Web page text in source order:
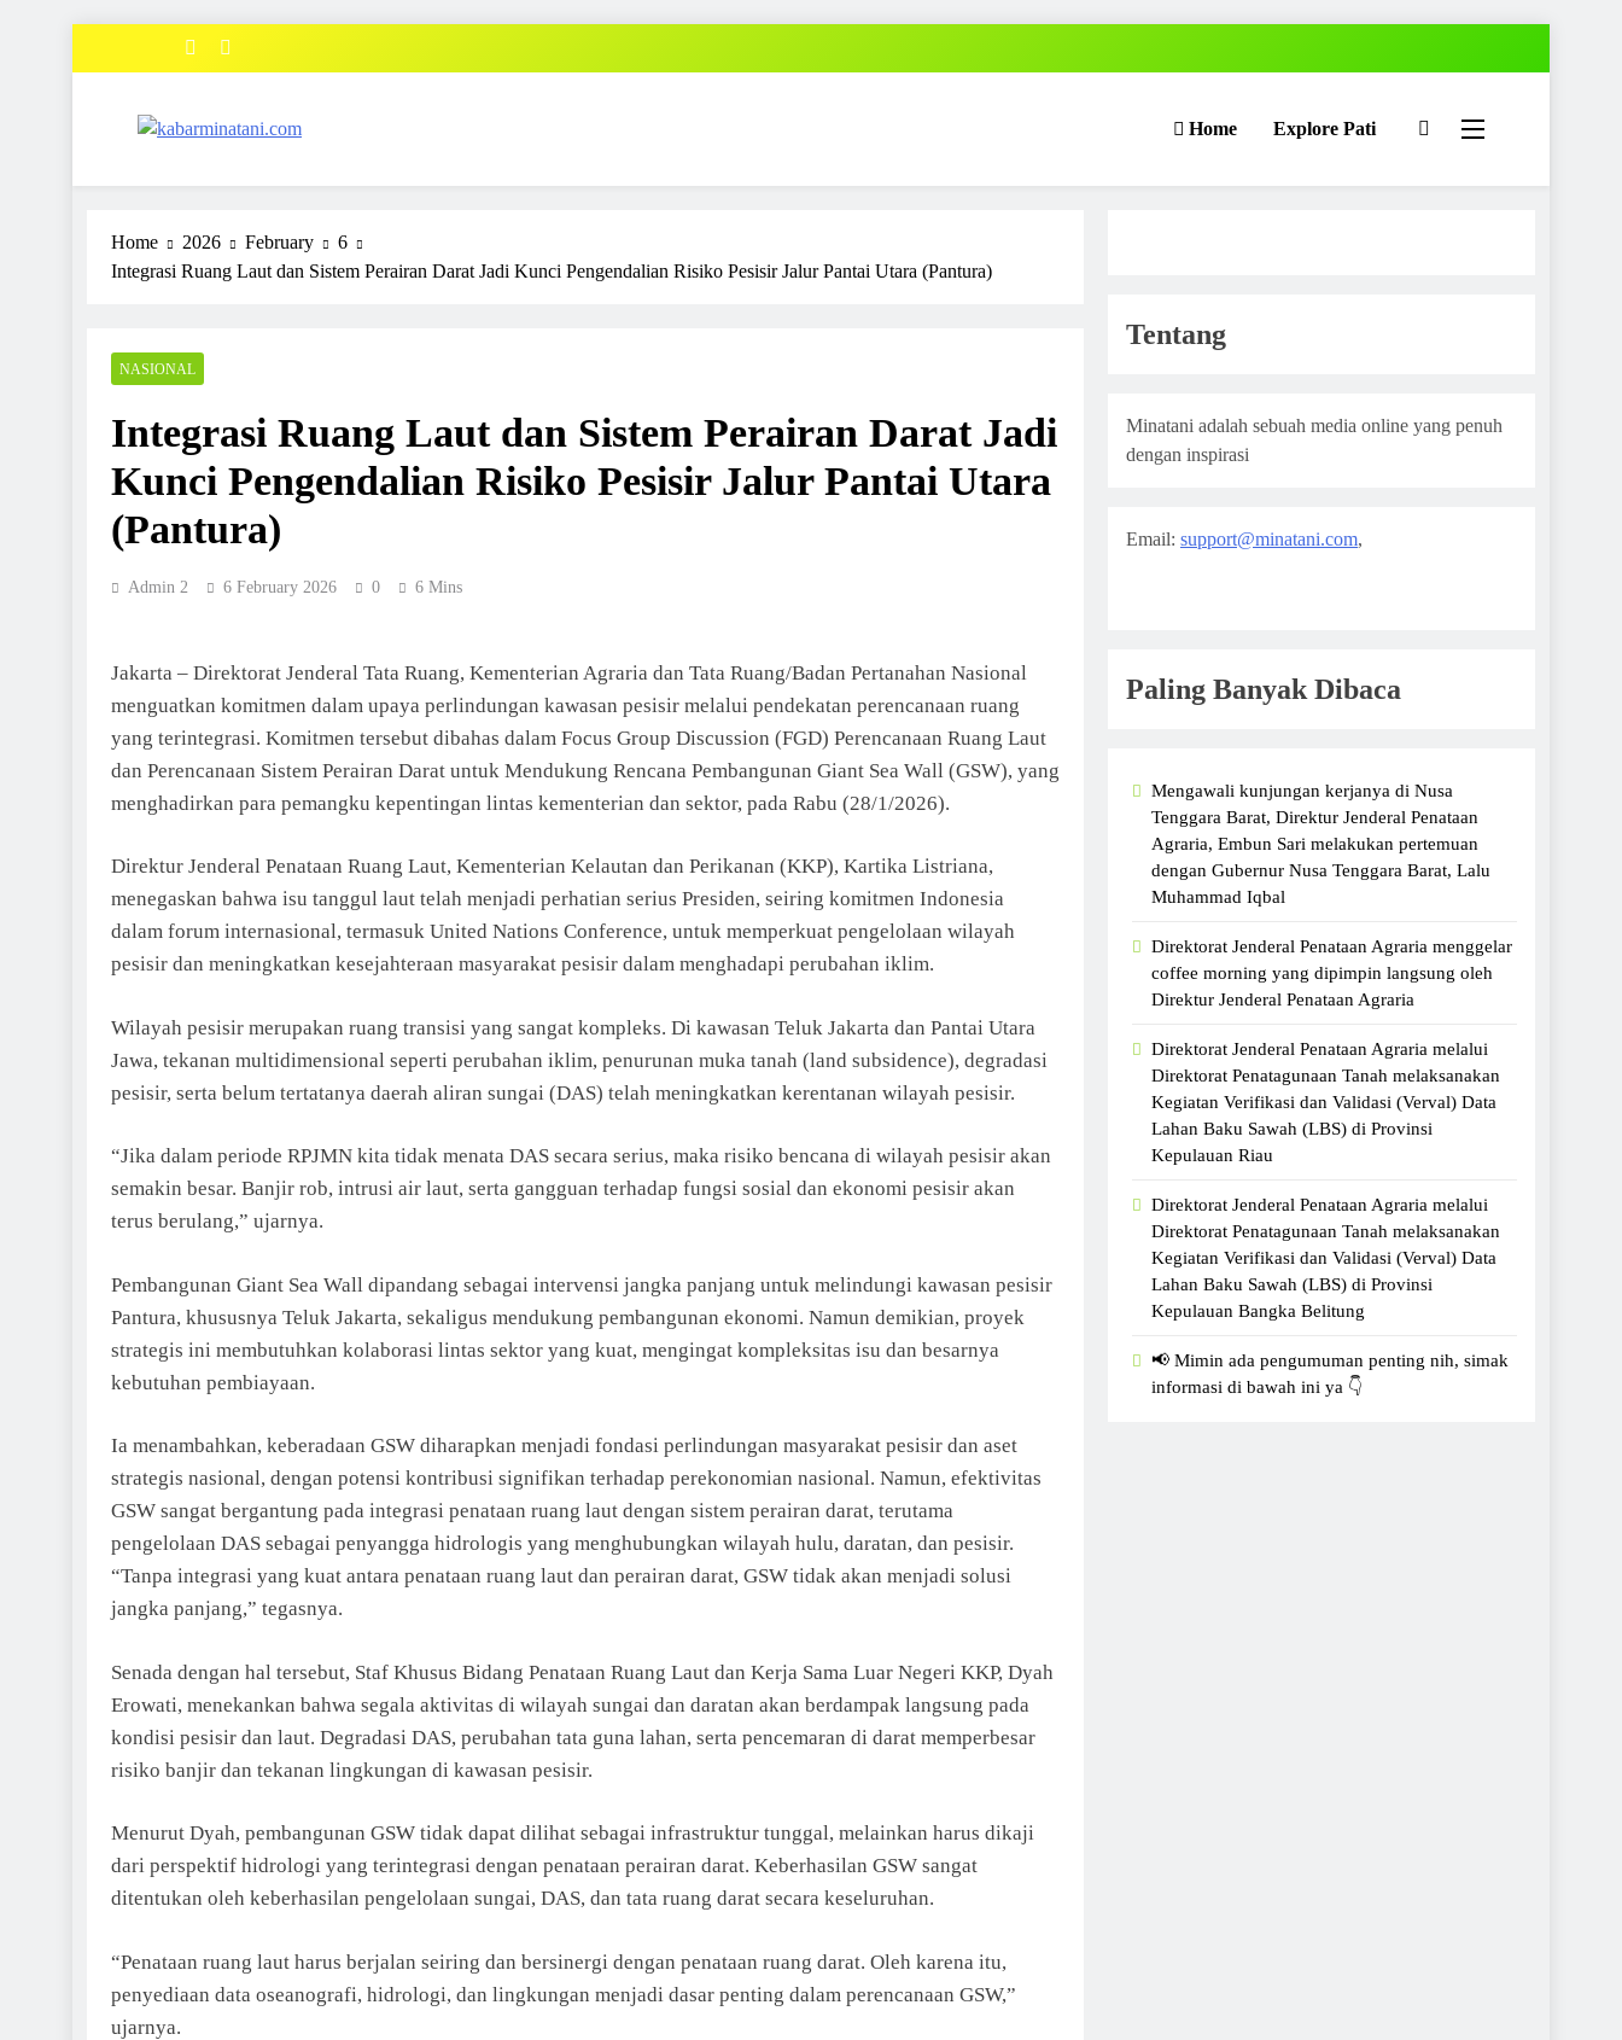
Home Explore Pati
Home 2026 February
6
Integrasi Ruang Laut dan Sistem Perairan Darat Jadi Kunci Pengendalian Risiko Pesisir Jalur Pantai Utara (Pantura)
NASIONAL
Integrasi Ruang Laut dan Sistem Perairan Darat Jadi
Kunci Pengendalian Risiko Pesisir Jalur Pantai Utara
(Pantura)
Admin 2 6 February 2026 0 6 Mins
Jakarta – Direktorat Jenderal Tata Ruang, Kementerian Agraria dan Tata Ruang/Badan Pertanahan Nasional
menguatkan komitmen dalam upaya perlindungan kawasan pesisir melalui pendekatan perencanaan ruang
yang terintegrasi. Komitmen tersebut dibahas dalam Focus Group Discussion (FGD) Perencanaan Ruang Laut
dan Perencanaan Sistem Perairan Darat untuk Mendukung Rencana Pembangunan Giant Sea Wall (GSW), yang
menghadirkan para pemangku kepentingan lintas kementerian dan sektor, pada Rabu (28/1/2026).
Direktur Jenderal Penataan Ruang Laut, Kementerian Kelautan dan Perikanan (KKP), Kartika Listriana,
menegaskan bahwa isu tanggul laut telah menjadi perhatian serius Presiden, seiring komitmen Indonesia
dalam forum internasional, termasuk United Nations Conference, untuk memperkuat pengelolaan wilayah
pesisir dan meningkatkan kesejahteraan masyarakat pesisir dalam menghadapi perubahan iklim.
Wilayah pesisir merupakan ruang transisi yang sangat kompleks. Di kawasan Teluk Jakarta dan Pantai Utara
Jawa, tekanan multidimensional seperti perubahan iklim, penurunan muka tanah (land subsidence), degradasi
pesisir, serta belum tertatanya daerah aliran sungai (DAS) telah meningkatkan kerentanan wilayah pesisir.
“Jika dalam periode RPJMN kita tidak menata DAS secara serius, maka risiko bencana di wilayah pesisir akan
semakin besar. Banjir rob, intrusi air laut, serta gangguan terhadap fungsi sosial dan ekonomi pesisir akan
terus berulang,” ujarnya.
Pembangunan Giant Sea Wall dipandang sebagai intervensi jangka panjang untuk melindungi kawasan pesisir
Pantura, khususnya Teluk Jakarta, sekaligus mendukung pembangunan ekonomi. Namun demikian, proyek
strategis ini membutuhkan kolaborasi lintas sektor yang kuat, mengingat kompleksitas isu dan besarnya
kebutuhan pembiayaan.
Ia menambahkan, keberadaan GSW diharapkan menjadi fondasi perlindungan masyarakat pesisir dan aset
strategis nasional, dengan potensi kontribusi signifikan terhadap perekonomian nasional. Namun, efektivitas
GSW sangat bergantung pada integrasi penataan ruang laut dengan sistem perairan darat, terutama
pengelolaan DAS sebagai penyangga hidrologis yang menghubungkan wilayah hulu, daratan, dan pesisir.
“Tanpa integrasi yang kuat antara penataan ruang laut dan perairan darat, GSW tidak akan menjadi solusi
jangka panjang,” tegasnya.
Senada dengan hal tersebut, Staf Khusus Bidang Penataan Ruang Laut dan Kerja Sama Luar Negeri KKP, Dyah
Erowati, menekankan bahwa segala aktivitas di wilayah sungai dan daratan akan berdampak langsung pada
kondisi pesisir dan laut. Degradasi DAS, perubahan tata guna lahan, serta pencemaran di darat memperbesar
risiko banjir dan tekanan lingkungan di kawasan pesisir.
Menurut Dyah, pembangunan GSW tidak dapat dilihat sebagai infrastruktur tunggal, melainkan harus dikaji
dari perspektif hidrologi yang terintegrasi dengan penataan perairan darat. Keberhasilan GSW sangat
ditentukan oleh keberhasilan pengelolaan sungai, DAS, dan tata ruang darat secara keseluruhan.
“Penataan ruang laut harus berjalan seiring dan bersinergi dengan penataan ruang darat. Oleh karena itu,
penyediaan data oseanografi, hidrologi, dan lingkungan menjadi dasar penting dalam perencanaan GSW,”
ujarnya.
Tentang
Minatani adalah sebuah media online yang penuh
dengan inspirasi
Email: support@minatani.com,
Paling Banyak Dibaca
Mengawali kunjungan kerjanya di Nusa
Tenggara Barat, Direktur Jenderal Penataan
Agraria, Embun Sari melakukan pertemuan
dengan Gubernur Nusa Tenggara Barat, Lalu
Muhammad Iqbal
Direktorat Jenderal Penataan Agraria menggelar
coffee morning yang dipimpin langsung oleh
Direktur Jenderal Penataan Agraria
Direktorat Jenderal Penataan Agraria melalui
Direktorat Penatagunaan Tanah melaksanakan
Kegiatan Verifikasi dan Validasi (Verval) Data
Lahan Baku Sawah (LBS) di Provinsi
Kepulauan Riau
Direktorat Jenderal Penataan Agraria melalui
Direktorat Penatagunaan Tanah melaksanakan
Kegiatan Verifikasi dan Validasi (Verval) Data
Lahan Baku Sawah (LBS) di Provinsi
Kepulauan Bangka Belitung
📢 Mimin ada pengumuman penting nih, simak
informasi di bawah ini ya 👇